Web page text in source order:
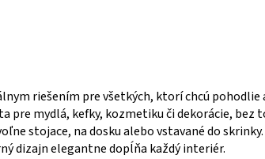
l
á
d
a
riešením pre všetkých, ktorí chcú pohodlie
pre mydlá, kefky, kozmetiku či dekorácie, bez
stojace, na dosku alebo vstavané do
dizajn elegantne dopĺňa každý interiér.